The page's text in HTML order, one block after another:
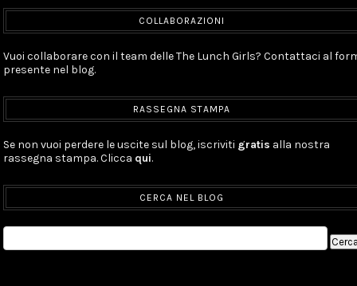
COLLABORAZIONI
Vuoi collaborare con il team delle The Lunch Girls? Contattaci al
presente nel blog.
RASSEGNA STAMPA
Se non vuoi perdere le uscite sul blog, iscriviti gratis alla nostra
rassegna stampa. Clicca qui.
CERCA NEL BLOG